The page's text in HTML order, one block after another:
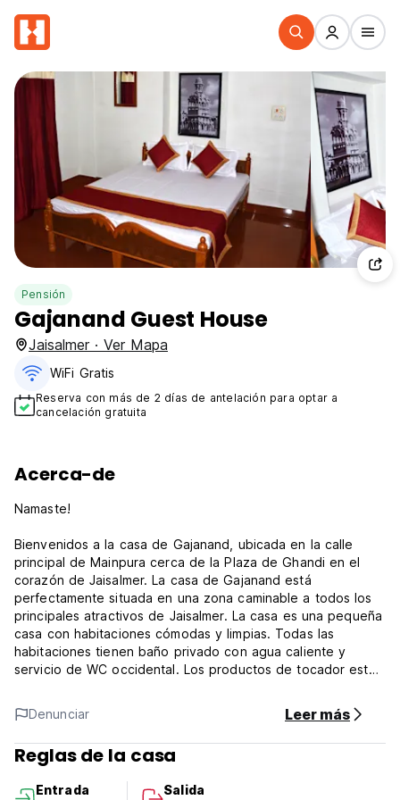
Pensión
Gajanand Guest House
Jaisalmer · Ver Mapa
WiFi Gratis
Reserva con más de 2 días de antelación para optar a
cancelación gratuita
Acerca-de
Namaste!
Bienvenidos a la casa de Gajanand, ubicada en la calle
principal de Mainpura cerca de la Plaza de Ghandi en el
corazón de Jaisalmer. La casa de Gajanand está
perfectamente situada en una zona caminable a todos los
principales atractivos de Jaisalmer. La casa es una pequeña
casa con habitaciones cómodas y limpias. Todas las
habitaciones tienen baño privado con agua caliente y
servicio de WC occidental. Los productos de tocador están
El acceso a Internet gratuito y WI-FI está disponible para
todos los visitantes. Las habitaciones disponibles incluyen:
habitación doble con A/C en suite y ventana colorida con
ventana al exterior, y una habitación individual.
Denunciar Leer más
Reglas de la casa
Entrada
Salida